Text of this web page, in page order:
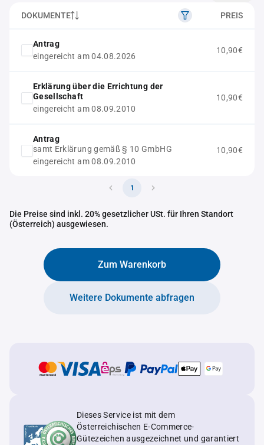
DOKUMENTE PREIS
Antrag
eingereicht am 04.08.2026
10,90€
Erklärung über die Errichtung der
Gesellschaft
eingereicht am 08.09.2010
10,90€
Antrag
samt Erklärung gemäß § 10 GmbHG
eingereicht am 08.09.2010
10,90€
1
Die Preise sind inkl. 20% gesetzlicher USt. für Ihren Standort
(Österreich) ausgewiesen.
Zum Warenkorb
Weitere Dokumente abfragen
Dieses Service ist mit dem
Österreichischen E-Commerce-
Gütezeichen ausgezeichnet und garantiert